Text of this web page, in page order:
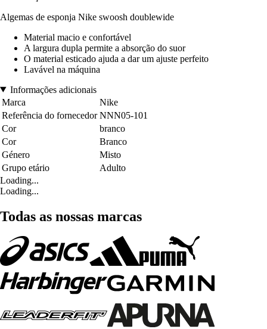
Algemas de esponja Nike swoosh doublewide
Material macio e confortável
A largura dupla permite a absorção do suor
O material esticado ajuda a dar um ajuste perfeito
Lavável na máquina
Informações adicionais
Marca
Nike
Referência do fornecedor NNN05-101
Cor
branco
Cor
Branco
Género
Misto
Grupo etário
Adulto
Loading...
Loading...
Todas as nossas marcas